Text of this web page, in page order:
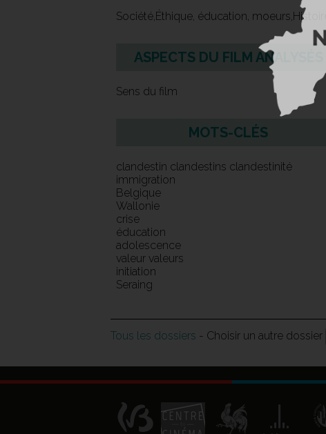
Société,Éthique, éducation, moeurs,Histoire
ASPECTS DU FILM ANALYSÉS
Sens du film
MOTS-CLÉS
clandestin clandestins clandestinité
immigration
Belgique
Wallonie
crise
éducation
adolescence
valeur valeurs
initiation
Seraing
Tous les dossiers - Choisir un autre dossier